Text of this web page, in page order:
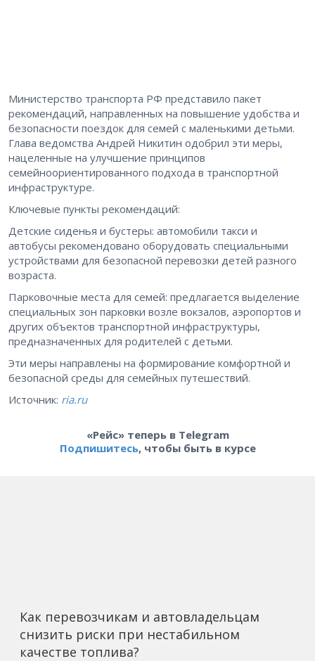
Министерство транспорта РФ представило пакет
рекомендаций, направленных на повышение удобства и
безопасности поездок для семей с маленькими детьми.
Глава ведомства Андрей Никитин одобрил эти меры,
нацеленные на улучшение принципов
семейноориентированного подхода в транспортной
инфраструктуре.
Ключевые пункты рекомендаций:
Детские сиденья и бустеры: автомобили такси и
автобусы рекомендовано оборудовать специальными
устройствами для безопасной перевозки детей разного
возраста.
Парковочные места для семей: предлагается выделение
специальных зон парковки возле вокзалов, аэропортов и
других объектов транспортной инфраструктуры,
предназначенных для родителей с детьми.
Эти меры направлены на формирование комфортной и
безопасной среды для семейных путешествий.
Источник: ria.ru
«Рейс» теперь в Telegram
Подпишитесь, чтобы быть в курсе
Как перевозчикам и автовладельцам
снизить риски при нестабильном
качестве топлива?